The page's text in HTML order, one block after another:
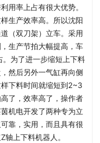
用率上占有很大优势。
生产效率高。所以沈阳
（双刀架）立车。采用
生产节拍大幅提高，车
为了进一步缩短上下料
然后另外一气缸再向侧
下料时间就缩短到2~3
了，效率高了，操作者
机电开发了两种专为立
靠，实用，而且具有很
上下料机器人。